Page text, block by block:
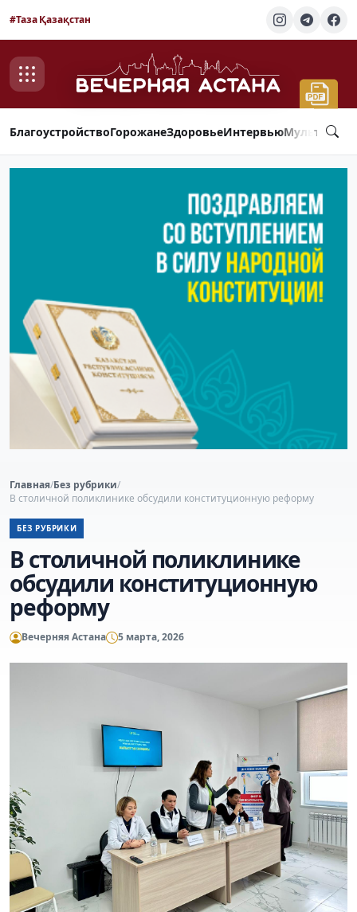
#Таза Қазақстан
БлагоустройствоГорожанеЗдоровьеИнтервью
Главная/Без рубрики/
В столичной поликлинике обсудили конституционную реформу
БЕЗ РУБРИКИ
В столичной поликлинике
обсудили конституционную
реформу
Вечерняя Астана 5 марта, 2026